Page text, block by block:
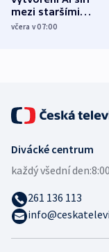
mezi staršími
Poláky nebezpečné
včera v 07:00
Divácké centrum
každý všední den:
261 136 113